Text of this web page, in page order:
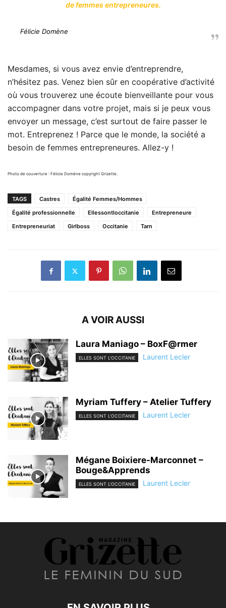
de femmes entrepreneures.
Félicie Domène
Mesdames, si vous avez envie d’entreprendre,
n’hésitez pas. Venez bien sûr en coopérative d’activité
où vous trouverez une écoute bienveillante pour vous
accompagner dans votre projet, mais si je peux vous
envoyer un message, c’est surtout de faire passer le
mot. Entreprenez ! Parce que le monde, la société a
besoin de femmes entrepreneures. Allez-y !
Photo de couverture : Félicie Domène copyright Grizette.
TAGS Castres
Égalité Femmes/Hommes
Égalité professionnelle
Ellessontloccitanie
Entrepreneure
Entrepreneuriat
Girlboss Occitanie Tarn
A VOIR AUSSI
Laura Maniago – BoxF@rmer
ELLES SONT L'OCCITANIE Laurent Lecler
Myriam Tuffery – Atelier Tuffery
ELLES SONT L'OCCITANIE Laurent Lecler
Mégane Boixiere-Marconnet –
Bouge&Apprends
ELLES SONT L'OCCITANIE Laurent Lecler